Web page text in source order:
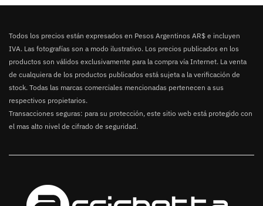
Todos los precios están expresados en Pesos Argentinos AR$ e incluyen
IVA. Las fotografías son a modo ilustrativo. Los precios publicados en los
productos son válidos exclusivamente para la compra vía Internet. La venta
de cualquiera de los productos publicados está sujeta a la verificación de
stock. Todas las marcas comerciales mencionadas pertenecen a sus
respectivos propietarios.
Transacciones seguras: para su protección, este sitio web está protegido con
el mas alto nivel de cifrado de seguridad.